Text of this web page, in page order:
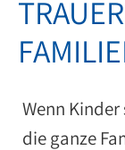
Wenn
die ganze